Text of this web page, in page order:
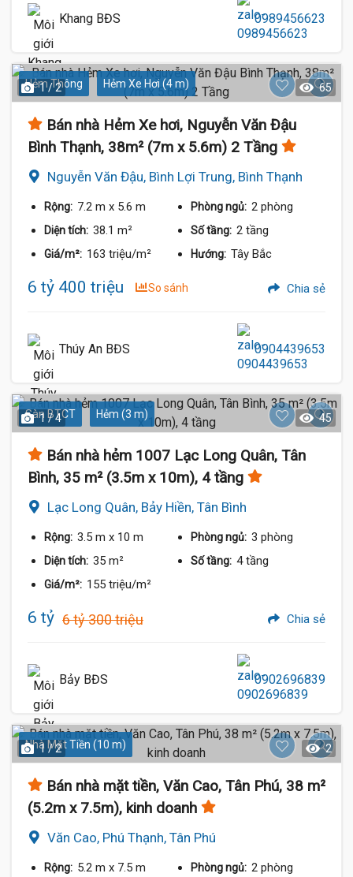
Khang BĐS 0989456623
Hẻm Thông Hẻm Xe Hơi (4 m)
1 / 2 65
Bán nhà Hẻm Xe hơi, Nguyễn Văn Đậu
Bình Thạnh, 38m² (7m x 5.6m) 2 Tầng
Nguyễn Văn Đậu, Bình Lợi Trung, Bình Thạnh
Rộng: 7.2 m x 5.6 m Phòng ngủ: 2 phòng
Diện tích: 38.1 m² Số tầng: 2 tầng
Giá/m²: 163 triệu/m² Hướng: Tây Bắc
6 tỷ 400 triệu So sánh Chia sẻ
Thúy An BĐS 0904439653
Sàn BTCT Hẻm (3 m)
1 / 4 45
Bán nhà hẻm 1007 Lạc Long Quân, Tân
Bình, 35 m² (3.5m x 10m), 4 tầng
Lạc Long Quân, Bảy Hiền, Tân Bình
Rộng: 3.5 m x 10 m Phòng ngủ: 3 phòng
Diện tích: 35 m² Số tầng: 4 tầng
Giá/m²: 155 triệu/m²
6 tỷ 6 tỷ 300 triệu Chia sẻ
Bảy BĐS 0902696839
Nhà Mặt Tiền (10 m)
1 / 2 2
Bán nhà mặt tiền, Văn Cao, Tân Phú, 38 m²
(5.2m x 7.5m), kinh doanh
Văn Cao, Phú Thạnh, Tân Phú
Rộng: 5.2 m x 7.5 m Phòng ngủ: 2 phòng